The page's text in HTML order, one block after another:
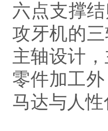
六点支撑
攻牙机的
主轴设计
零件加工
马达与人